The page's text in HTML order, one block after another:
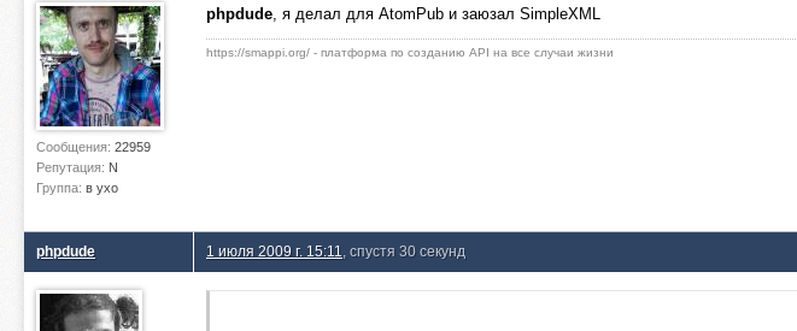
Сообщения: 22959
Репутация: N
Группа: в ухо
phpdude, я делал для AtomPub и заюзал SimpleXML
https://smappi.org/ - платформа по созданию API на все случаи жизни
phpdude 1 июля 2009 г. 15:11 , спустя 30 секунд